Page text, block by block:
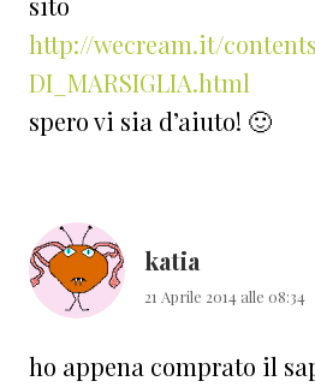
http://wecream.it/
DI_MARSIGLIA.html
spero vi sia d’aiuto! 🙂
katia
21 Aprile 2014 alle 08:34
ho appena comprato il